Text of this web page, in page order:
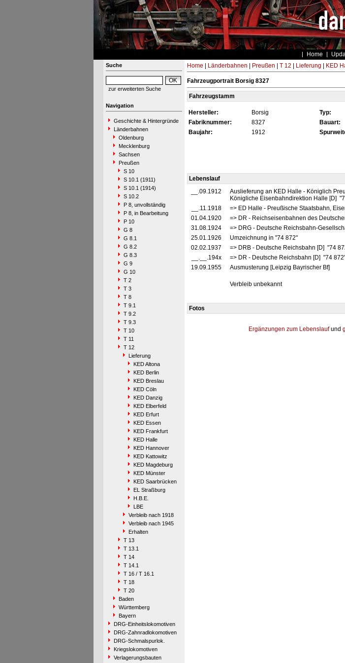
Home
Suche
zur erweiterten Suche
Navigation
Geschichte & Hintergründe
Länderbahnen
Oldenburg
Mecklenburg
Sachsen
Preußen
S 10
S 10.1 (1911)
S 10.1 (1914)
S 10.2
P 8, unvollständig
P 8, in Bearbeitung
P 10
G 8
G 8.1
G 8.2
G 8.3
G 9
G 10
T 2
T 3
T 8
T 9.1
T 9.2
T 9.3
T 10
T 11
T 12
Lieferung
KED Altona
KED Berlin
KED Breslau
KED Cöln
KED Danzig
KED Elberfeld
KED Erfurt
KED Essen
KED Frankfurt
KED Halle
KED Hannover
KED Kattowitz
KED Magdeburg
KED Münster
KED Saarbrücken
EL Straßburg
H.B.E.
LBE
Verbleib nach 1918
Verbleib nach 1945
Erhalten
T 13
T 13.1
T 14
T 14.1
T 16 / T 16.1
T 18
T 20
Baden
Württemberg
Bayern
DRG-Einheitslokomotiven
DRG-Zahnradlokomotiven
DRG-Schmalspurlok.
Kriegslokomotiven
Verlagerungsbauten
Home Länderbahnen Preußen T 12 Lieferung KED
Fahrzeugportrait Borsig 8327
Fahrzeugstamm
Hersteller: Borsig Typ:
Fabriknummer:
8327 Bauart:
Baujahr:
1912
Lebenslauf
__.09.1912
Auslieferung an KED Halle - Königlich
Königliche Eisenbahndirektion Halle [D]
__.11.1918
=> ED Halle - Preußische Staatsbahn,
01.04.1920
=> DR - Reichseisenbahnen des
31.08.1924
=> DRG - Deutsche Reichsbahn-
25.01.1926
Umzeichnung in "74 872"
02.02.1937
=> DRB - Deutsche Reichsbahn [D] "74
__.__.194x
=> DR - Deutsche Reichsbahn [D] "74
19.09.1955
Ausmusterung [Leipzig Bayrischer Bf]
Verbleib unbekannt
Fotos
Ergänzungen zum Lebenslaufund